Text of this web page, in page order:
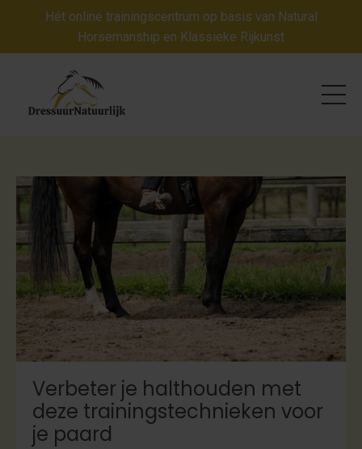
Hét online trainingscentrum op basis van Natural
Horsemanship en Klassieke Rijkunst
Verbeter je halthouden met
deze trainingstechnieken voor
je paard